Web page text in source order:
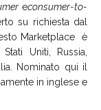
econsumer-to-
su richiesta dal
Marketplace è
Uniti, Russia,
Nominato qui il
in inglese e